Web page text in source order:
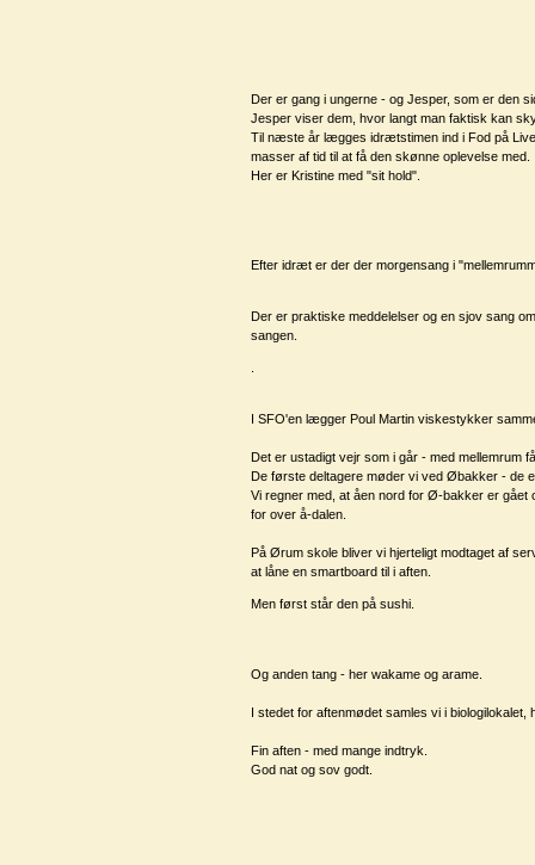
Der er gang i ungerne - og Jesper, som er den
Jesper viser dem, hvor langt man faktisk kan
Til næste år lægges idrætstimen ind i Fod på
masser af tid til at få den skønne oplevelse med.
Her er Kristine med "sit hold".
Efter idræt er der der morgensang i
Der er praktiske meddelelser og en sjov sang
sangen.
I SFO'en lægger Poul Martin viskestykker
Det er ustadigt vejr som i går - med mellemrum
De første deltagere møder vi ved Øbakker - de
Vi regner med, at åen nord for Ø-bakker er
for over å-dalen.
På Ørum skole bliver vi hjerteligt modtaget af
at låne en smartboard til i aften.
Men først står den på sushi.
Og anden tang - her wakame og arame.
I stedet for aftenmødet samles vi i
Fin aften - med mange indtryk.
God nat og sov godt.